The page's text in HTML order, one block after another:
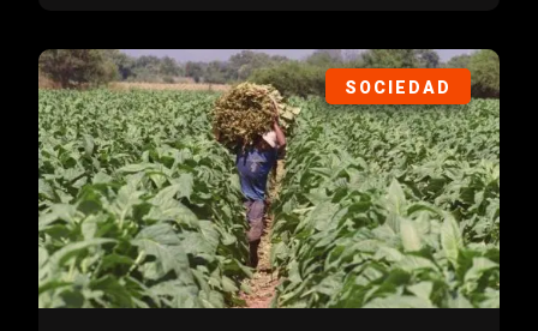
SOCIEDAD